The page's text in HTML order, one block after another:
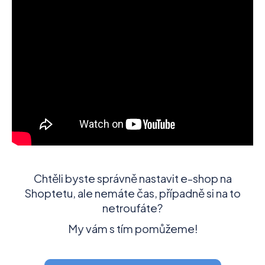
Chtěli byste správně nastavit e-shop na
Shoptetu, ale nemáte čas, případně si na to
netroufáte?
My vám s tím pomůžeme!